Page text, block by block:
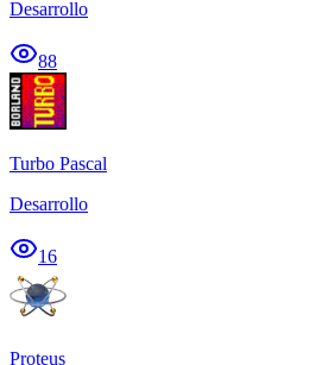
Desarrollo
88
Turbo Pascal
Desarrollo
16
Proteus